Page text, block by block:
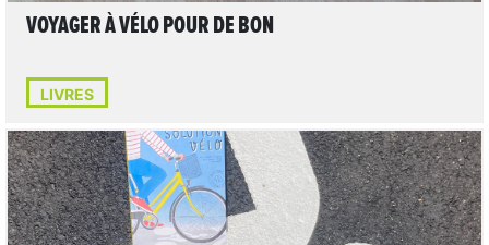
VOYAGER À VÉLO POUR DE BON
LIVRES